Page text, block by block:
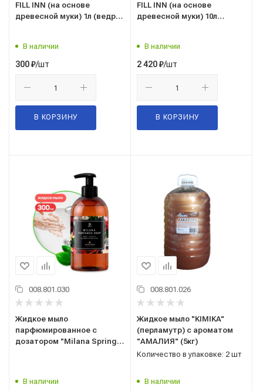
FILL INN (на основе
древесной муки) 1л (ведро)
В наличии
300₽/шт
В КОРЗИНУ
FILL INN (на основе
древесной муки) 10л
В наличии
2 420₽/шт
В КОРЗИНУ
008.801.030
Жидкое мыло
парфюмированное с
дозатором "Milana Spring
В наличии
008.801.026
Жидкое мыло "KIMIKA"
(перламутр) с ароматом
"АМАЛИЯ" (5кг)
Количество в упаковке: 2 шт
В наличии